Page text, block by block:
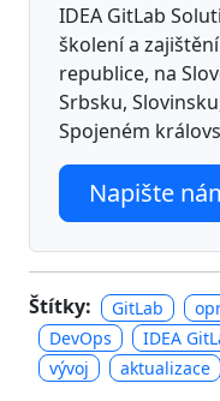
IDEA GitLab
školení a
republice, na
Srbsku,
Spojeném
Napište
Štítky: GitLab
DevOps
IDEA
vývoj
aktualizace